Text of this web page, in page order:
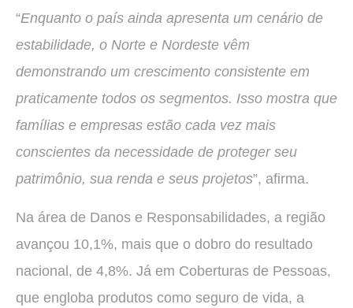
“Enquanto o país ainda apresenta um cenário de
estabilidade, o Norte e Nordeste vêm
demonstrando um crescimento consistente em
praticamente todos os segmentos. Isso mostra que
famílias e empresas estão cada vez mais
conscientes da necessidade de proteger seu
patrimônio, sua renda e seus projetos”, afirma.
Na área de Danos e Responsabilidades, a região
avançou 10,1%, mais que o dobro do resultado
nacional, de 4,8%. Já em Coberturas de Pessoas,
que engloba produtos como seguro de vida, a